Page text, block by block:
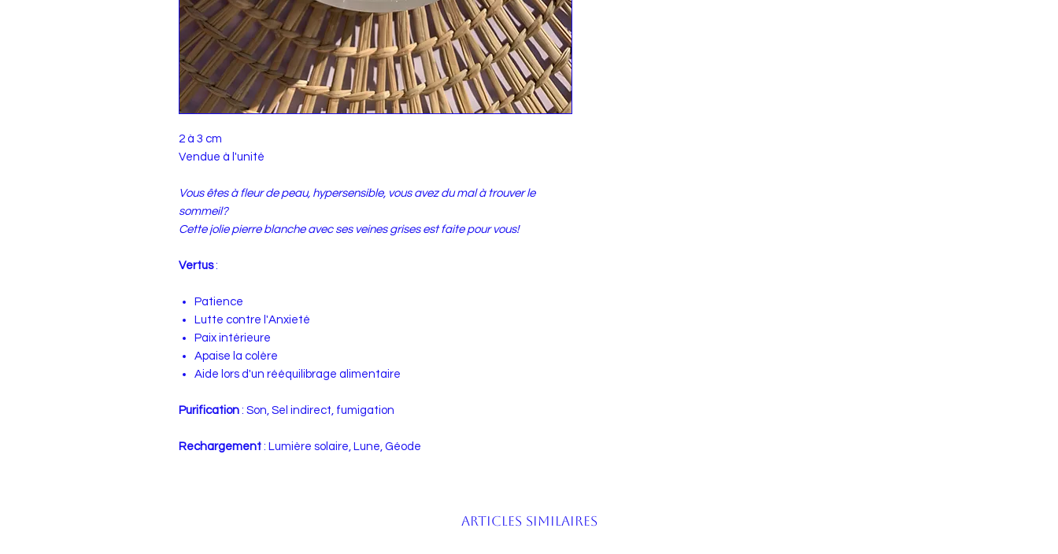
2 à 3 cm
Vendue à l'unité
Vous êtes à fleur de peau, hypersensible, vous avez du mal à trouver le
sommeil?
Cette jolie pierre blanche avec ses veines grises est faite pour vous!
Vertus:
Patience
Lutte contre l'Anxieté
Paix intérieure
Apaise la colère
Aide lors d'un rééquilibrage alimentaire
Purification : Son, Sel indirect, fumigation
Rechargement : Lumière solaire, Lune, Géode
Articles similaires